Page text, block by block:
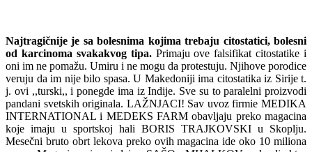
Najtragičnije je sa bolesnima kojima trebaju citostatici, bolesni
od karcinoma svakakvog tipa.Primaju ove falsifikat citostatike i
oni im ne pomažu. Umiru i ne mogu da protestuju. Njihove porodice
veruju da im nije bilo spasa. U Makedoniji ima citostatika iz Sirije t.
j. ovi ,,turski,, i ponegde ima iz Indije. Sve su to paralelni proizvodi
pandani svetskih originala. LAŽNJACI! Sav uvoz firmie MEDIKA
INTERNATIONAL i MEDEKS FARM obavljaju preko magacina
koje imaju u sportskoj hali BORIS TRAJKOVSKI u Skoplju.
Mesečni bruto obrt lekova preko ovih magacina ide oko 10 miliona